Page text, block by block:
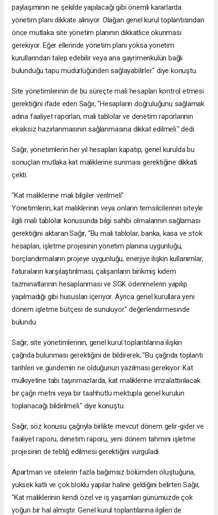
paylaşımının ne şekilde yapılacağı gibi önemli kararlarda
yönetim planı dikkate alınıyor. Olağan genel kurul toplantısından
önce mutlaka site yönetim planının dikkatlice okunması
gerekiyor. Eğer ellerinde yönetim planı yoksa yönetim
kurullarından talep edebilir veya ana gayrimenkulün bağlı
bulunduğu tapu müdürlüğünden sağlayabilirler." diye konuştu.
Site yönetimlerinin de bu süreçte mali hesapları kontrol etmesi
gerektiğini ifade eden Sağır, "Hesapların doğruluğunu sağlamak
adına faaliyet raporları, mali tablolar ve denetim raporlarının
eksiksiz hazırlanmasının sağlanmasına dikkat edilmeli." dedi.
Sağır, yönetimlerin her yıl hesapları kapatıp, genel kurulda bu
sonuçları mutlaka kat maliklerine sunması gerektiğine dikkati
çekti.
"Kat maliklerine mali bilgiler verilmeli"
Yönetimlerin, kat maliklerinin veya onların temsilcilerinin siteyle
ilgili mali tablolar konusunda bilgi sahibi olmalarının sağlaması
gerektiğini aktaran Sağır, "Bu mali tablolar; banka, kasa ve stok
hesapları, işletme projesinin yönetim planına uygunluğu,
borçlandırmaların projeye uygunluğu, enerjiye ilişkin kullanımlar,
faturaların karşılaştırılması, çalışanların birikmiş kıdem
tazminatlarının hesaplanması ve SGK ödenmelerin yapılıp
yapılmadığı gibi hususları içeriyor. Ayrıca genel kurullara yeni
dönem işletme bütçesi de sunuluyor." değerlendirmesinde
bulundu.
Sağır, site yönetimlerinin, genel kurul toplantılarına ilişkin
çağrıda bulunması gerektiğini de bildirerek, "Bu çağrıda toplantı
tarihleri ve gündemin ne olduğunun yazılması gerekiyor. Kat
mülkiyetine tabi taşınmazlarda, kat maliklerine imzalattırılacak
bir çağrı metni veya bir taahhütlü mektupla genel kurulun
toplanacağı bildirilmeli." diye konuştu.
Sağır, söz konusu çağrıyla birlikte mevcut dönem gelir-gider ve
faaliyet raporu, denetim raporu, yeni dönem tahmini işletme
projesinin de tebliğ edilmesi gerektiğini vurguladı.
Apartman ve sitelerin fazla bağımsız bölümden oluştuğuna,
yüksek katlı ve çok bloklu yapılar haline geldiğini belirten Sağır,
"Kat maliklerinin kendi özel ve iş yaşamları günümüzde çok
yoğun bir hal almıştır. Genel kurul toplantılarına ilgileri de